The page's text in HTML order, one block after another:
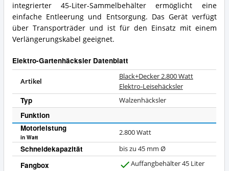
integrierter 45-Liter-Sammelbehälter ermöglicht eine
einfache Entleerung und Entsorgung. Das Gerät verfügt
über Transporträder und ist für den Einsatz mit einem
Verlängerungskabel geeignet.
Elektro-Gartenhäcksler Datenblatt
Artikel
Black+Decker 2.800 Watt
Elektro-Leisehäcksler
Typ Walzenhäcksler
Funktion
Motorleistung
in Watt
2.800 Watt
Schneidekapazität bis zu 45 mm Ø
Fangbox Auffangbehälter 45 Liter